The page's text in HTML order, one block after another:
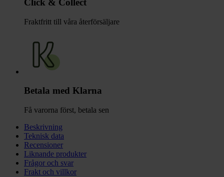
Click & Collect
Fraktfritt till våra återförsäljare
Betala med Klarna
Få varorna först, betala sen
Beskrivning
Teknisk data
Recensioner
Liknande produkter
Frågor och svar
Frakt och villkor